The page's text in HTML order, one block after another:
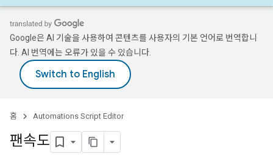
Google은 AI 기술을 사용하여 콘텐츠를 사용자의 기본 언어로 번역합니
다. AI 번역에는 오류가 있을 수 있습니다.
홈 Automations Script Editor
팬속도